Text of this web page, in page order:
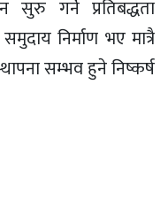
सुरु गर्ने प्रतिबद्धता
निर्माण भए मात्रै
सम्भव हुने निष्कर्ष